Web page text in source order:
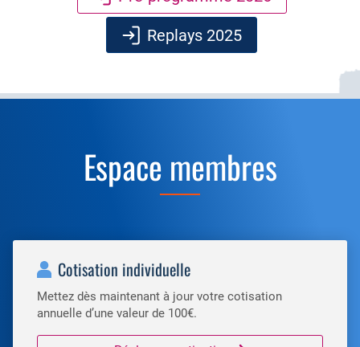
Replays 2025
Espace membres
Cotisation individuelle
Mettez dès maintenant à jour votre cotisation
annuelle d’une valeur de 100€.